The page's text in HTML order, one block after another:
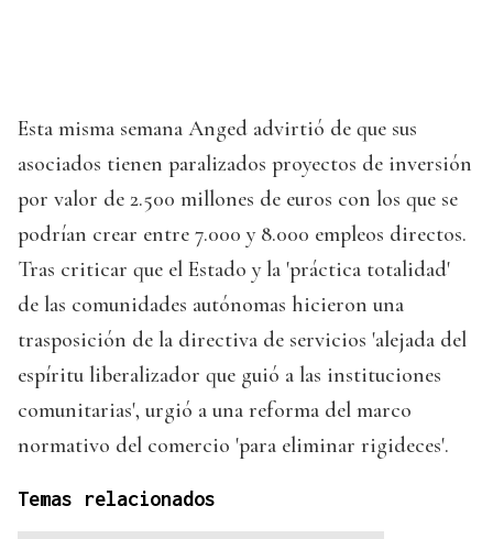
Esta misma semana Anged advirtió de que sus
asociados tienen paralizados proyectos de inversión
por valor de 2.500 millones de euros con los que se
podrían crear entre 7.000 y 8.000 empleos directos.
Tras criticar que el Estado y la 'práctica totalidad'
de las comunidades autónomas hicieron una
trasposición de la directiva de servicios 'alejada del
espíritu liberalizador que guió a las instituciones
comunitarias', urgió a una reforma del marco
normativo del comercio 'para eliminar rigideces'.
Temas relacionados